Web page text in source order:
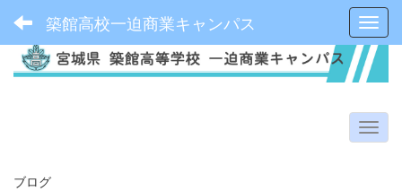
築館高校一迫商業キャンパス
ブログ